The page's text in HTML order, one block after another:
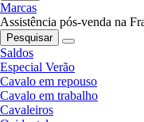
Marcas
Assistência pós-venda na
Pesquisar
Saldos
Especial Verão
Cavalo em repouso
Cavalo em trabalho
Cavaleiros